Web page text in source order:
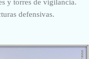
y torres de vigilancia.
defensivas.